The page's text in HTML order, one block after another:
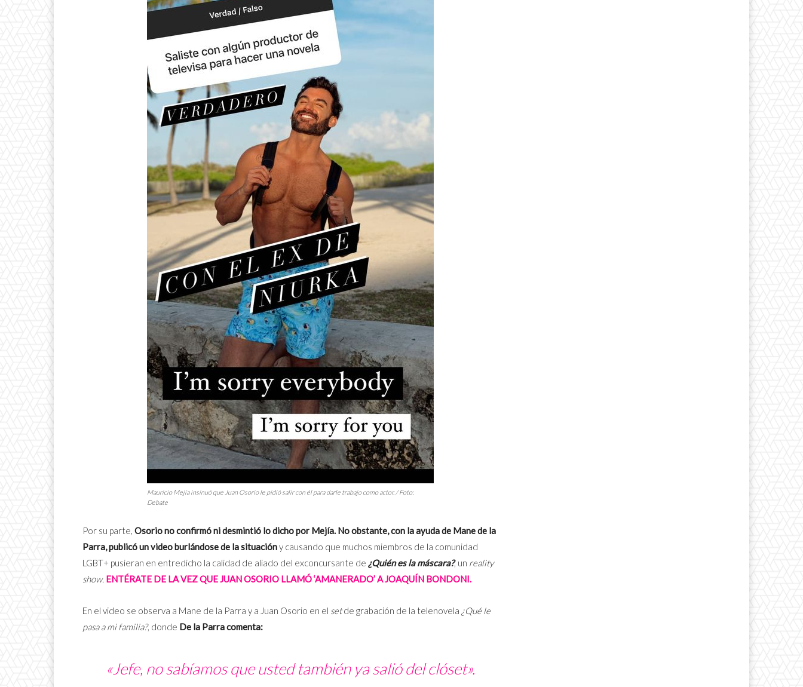
Mauricio Mejía insinuó que Juan Osorio le pidió salir con él para darle trabajo como actor. / Foto:
Debate
Por su parte, Osorio no confirmó ni desmintió lo dicho por Mejía. No obstante, con la ayuda de Mane de la
Parra, publicó un video burlándose de la situacióny causando que muchos miembros de la comunidad
LGBT+ pusieran en entredicho la calidad de aliado del exconcursante de ¿Quién es la máscara?, un reality
show. ENTÉRATE DE LA VEZ QUE JUAN OSORIO LLAMÓ ‘AMANERADO’ A JOAQUÍN BONDONI.
En el video se observa a Mane de la Parra y a Juan Osorio en el setde grabación de la telenovela ¿Qué le
pasa a mi familia?, donde De la Parra comenta:
«Jefe, no sabíamos que usted también ya salió del clóset».